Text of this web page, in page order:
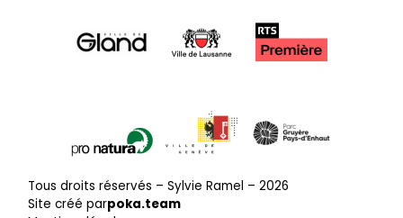
Tous droits réservés – Sylvie Ramel –2026
Site créé parpoka.team